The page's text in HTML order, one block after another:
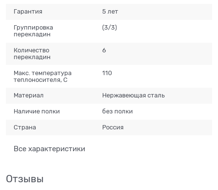
Гарантия 5 лет
Группировка
перекладин
(3/3)
Количество
перекладин
6
Макс. температура
теплоносителя, C
110
Материал Нержавеющая сталь
Наличие полки без полки
Страна Россия
Все характеристики
Отзывы